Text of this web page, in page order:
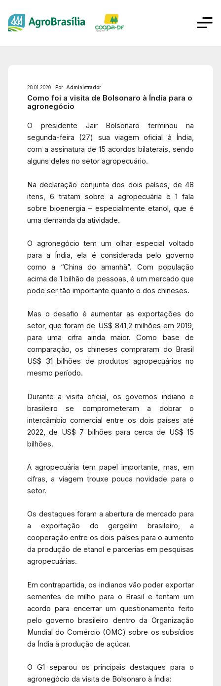
28.01.2020 | Por: Administrador
Como foi a visita de Bolsonaro à Índia para o
agronegócio
O presidente Jair Bolsonaro terminou na
segunda-feira (27) sua viagem oficial à Índia,
com a assinatura de 15 acordos bilaterais, sendo
alguns deles no setor agropecuário.
Na declaração conjunta dos dois países, de 48
itens, 6 tratam sobre a agropecuária e 1 fala
sobre bioenergia – especialmente etanol, que é
uma demanda da atividade.
O agronegócio tem um olhar especial voltado
para a Índia, ela é considerada pelo governo
como a “China do amanhã”. Com população
acima de 1 bilhão de pessoas, é um mercado que
pode ser tão importante quanto o dos chineses.
Mas o desafio é aumentar as exportações do
setor, que foram de US$ 841,2 milhões em 2019,
para uma cifra ainda maior. Como base de
comparação, os chineses compraram do Brasil
US$ 31 bilhões de produtos agropecuários no
mesmo período.
Durante a visita oficial, os governos indiano e
brasileiro se comprometeram a dobrar o
intercâmbio comercial entre os dois países até
2022, de US$ 7 bilhões para cerca de US$ 15
bilhões.
A agropecuária tem papel importante, mas, em
cifras, a viagem trouxe pouca novidade para o
setor.
Os destaques foram a abertura de mercado para
a exportação do gergelim brasileiro, a
cooperação entre os dois países para o aumento
da produção de etanol e parcerias em pesquisas
agropecuárias.
Em contrapartida, os indianos vão poder exportar
sementes de milho para o Brasil e tentam um
acordo para encerrar um questionamento feito
pelo governo brasileiro dentro da Organização
Mundial do Comércio (OMC) sobre os subsídios
da Índia à produção de açúcar.
O G1 separou os principais destaques para o
agronegócio da visita de Bolsonaro à Índia: